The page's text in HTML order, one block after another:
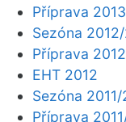
Příprava
Sezóna
Příprava
EHT 2012
Sezóna 2011/
Příprava